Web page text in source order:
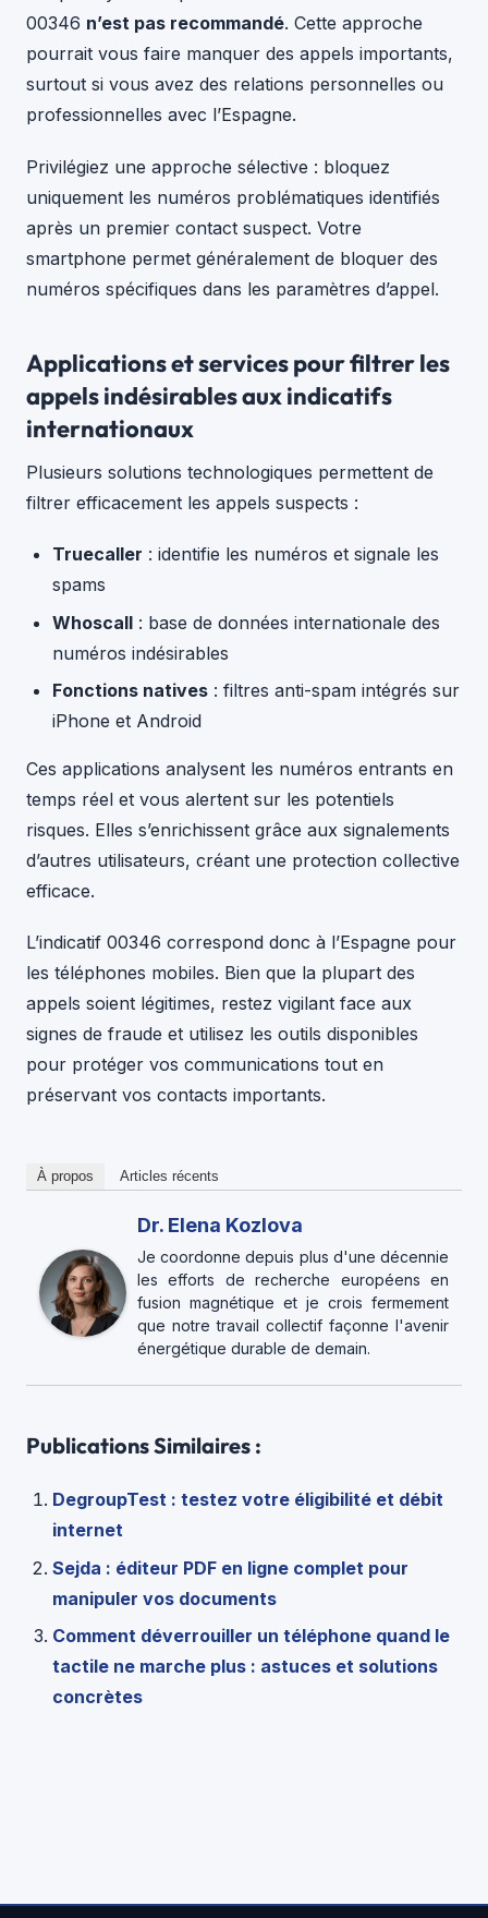
00346 n’est pas recommandé. Cette approche
pourrait vous faire manquer des appels importants,
surtout si vous avez des relations personnelles ou
professionnelles avec l’Espagne.
Privilégiez une approche sélective : bloquez
uniquement les numéros problématiques identifiés
après un premier contact suspect. Votre
smartphone permet généralement de bloquer des
numéros spécifiques dans les paramètres d’appel.
Applications et services pour filtrer les
appels indésirables aux indicatifs
internationaux
Plusieurs solutions technologiques permettent de
filtrer efficacement les appels suspects :
Truecaller : identifie les numéros et signale les
spams
Whoscall : base de données internationale des
numéros indésirables
Fonctions natives : filtres anti-spam intégrés sur
iPhone et Android
Ces applications analysent les numéros entrants en
temps réel et vous alertent sur les potentiels
risques. Elles s’enrichissent grâce aux signalements
d’autres utilisateurs, créant une protection collective
efficace.
L’indicatif 00346 correspond donc à l’Espagne pour
les téléphones mobiles. Bien que la plupart des
appels soient légitimes, restez vigilant face aux
signes de fraude et utilisez les outils disponibles
pour protéger vos communications tout en
préservant vos contacts importants.
À propos Articles récents
Dr. Elena Kozlova
Je coordonne depuis plus d'une décennie
les efforts de recherche européens en
fusion magnétique et je crois fermement
que notre travail collectif façonne l'avenir
énergétique durable de demain.
Publications Similaires :
DegroupTest : testez votre éligibilité et débit
internet
Sejda : éditeur PDF en ligne complet pour
manipuler vos documents
Comment déverrouiller un téléphone quand le
tactile ne marche plus : astuces et solutions
concrètes